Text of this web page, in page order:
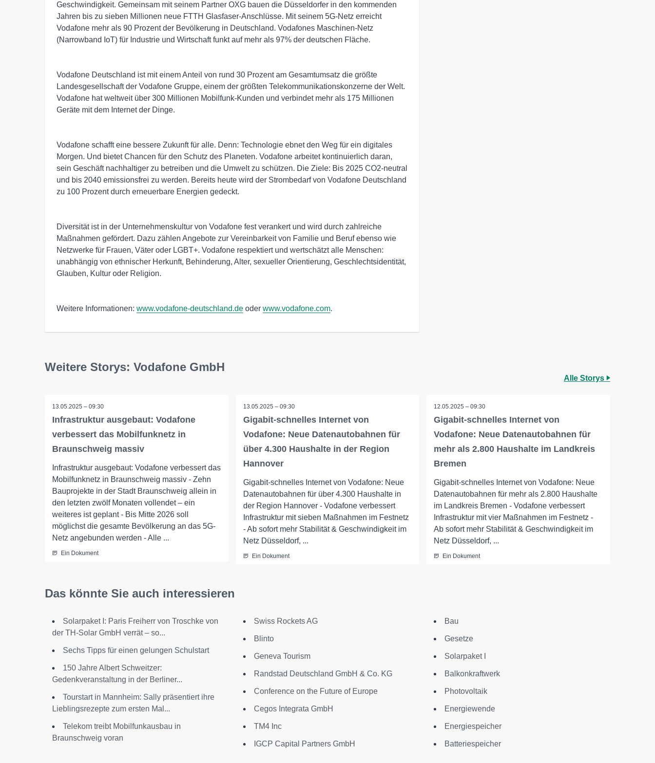
Geschwindigkeit. Gemeinsam mit seinem Partner OXG bauen die Düsseldorfer in den kommenden
Jahren bis zu sieben Millionen neue FTTH Glasfaser-Anschlüsse. Mit seinem 5G-Netz erreicht
Vodafone mehr als 90 Prozent der Bevölkerung in Deutschland. Vodafones Maschinen-Netz
(Narrowband IoT) für Industrie und Wirtschaft funkt auf mehr als 97% der deutschen Fläche.
Vodafone Deutschland ist mit einem Anteil von rund 30 Prozent am Gesamtumsatz die größte
Landesgesellschaft der Vodafone Gruppe, einem der größten Telekommunikationskonzerne der Welt.
Vodafone hat weltweit über 300 Millionen Mobilfunk-Kunden und verbindet mehr als 175 Millionen
Geräte mit dem Internet der Dinge.
Vodafone schafft eine bessere Zukunft für alle. Denn: Technologie ebnet den Weg für ein digitales
Morgen. Und bietet Chancen für den Schutz des Planeten. Vodafone arbeitet kontinuierlich daran,
sein Geschäft nachhaltiger zu betreiben und die Umwelt zu schützen. Die Ziele: Bis 2025 CO2-neutral
und bis 2040 emissionsfrei zu werden. Bereits heute wird der Strombedarf von Vodafone Deutschland
zu 100 Prozent durch erneuerbare Energien gedeckt.
Diversität ist in der Unternehmenskultur von Vodafone fest verankert und wird durch zahlreiche
Maßnahmen gefördert. Dazu zählen Angebote zur Vereinbarkeit von Familie und Beruf ebenso wie
Netzwerke für Frauen, Väter oder LGBT+. Vodafone respektiert und wertschätzt alle Menschen:
unabhängig von ethnischer Herkunft, Behinderung, Alter, sexueller Orientierung, Geschlechtsidentität,
Glauben, Kultur oder Religion.
Weitere Informationen: www.vodafone-deutschland.de oder www.vodafone.com.
Weitere Storys: Vodafone GmbH
Alle Storys
13.05.2025 – 09:30
Infrastruktur ausgebaut: Vodafone
verbessert das Mobilfunknetz in
Braunschweig massiv
Infrastruktur ausgebaut: Vodafone verbessert das
Mobilfunknetz in Braunschweig massiv - Zehn
Bauprojekte in der Stadt Braunschweig allein in
den letzten zwölf Monaten vollendet – ein
weiteres ist geplant - Bis Mitte 2026 soll
möglichst die gesamte Bevölkerung an das 5G-
Netz angebunden werden - Alle ...
Ein Dokument
13.05.2025 – 09:30
Gigabit-schnelles Internet von
Vodafone: Neue Datenautobahnen für
über 4.300 Haushalte in der Region
Hannover
Gigabit-schnelles Internet von Vodafone: Neue
Datenautobahnen für über 4.300 Haushalte in
der Region Hannover - Vodafone verbessert
Infrastruktur mit sieben Maßnahmen im Festnetz
- Ab sofort mehr Stabilität & Geschwindigkeit im
Netz Düsseldorf, ...
Ein Dokument
12.05.2025 – 09:30
Gigabit-schnelles Internet von
Vodafone: Neue Datenautobahnen für
mehr als 2.800 Haushalte im Landkreis
Bremen
Gigabit-schnelles Internet von Vodafone: Neue
Datenautobahnen für mehr als 2.800 Haushalte
im Landkreis Bremen - Vodafone verbessert
Infrastruktur mit vier Maßnahmen im Festnetz -
Ab sofort mehr Stabilität & Geschwindigkeit im
Netz Düsseldorf, ...
Ein Dokument
Das könnte Sie auch interessieren
Solarpaket I: Paris Freiherr von Troschke von
der TH-Solar GmbH verrät – so...
Sechs Tipps für einen gelungen Schulstart
150 Jahre Albert Schweitzer:
Gedenkveranstaltung in der Berliner...
Tourstart in Mannheim: Sally präsentiert ihre
Lieblingsrezepte zum ersten Mal...
Telekom treibt Mobilfunkausbau in
Braunschweig voran
Swiss Rockets AG
Blinto
Geneva Tourism
Randstad Deutschland GmbH & Co. KG
Conference on the Future of Europe
Cegos Integrata GmbH
TM4 Inc
IGCP Capital Partners GmbH
Bau
Gesetze
Solarpaket I
Balkonkraftwerk
Photovoltaik
Energiewende
Energiespeicher
Batteriespeicher